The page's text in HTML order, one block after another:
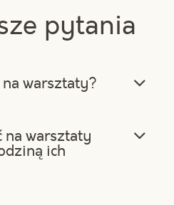
pytania
warsztaty?
włóż
nie zmęczy
stanie przy wyspie
na warsztaty
ich